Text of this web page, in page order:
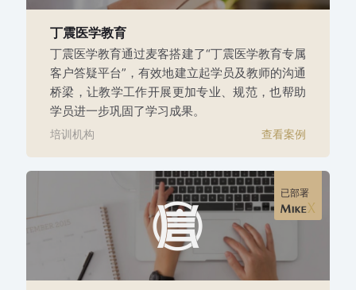
丁震医学教育
丁震医学教育通过麦客搭建了“丁震医学教育专属
客户答疑平台”，有效地建立起学员及教师的沟通
桥梁，让教学工作开展更加专业、规范，也帮助
学员进一步巩固了学习成果。
培训机构 查看案例
已部署